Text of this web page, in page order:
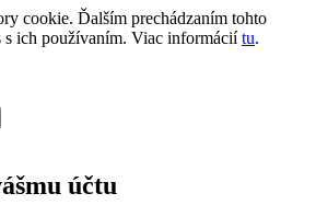
cookie. Ďalším prechádzaním tohto
s ich používaním. Viac informáciítu.
účtu